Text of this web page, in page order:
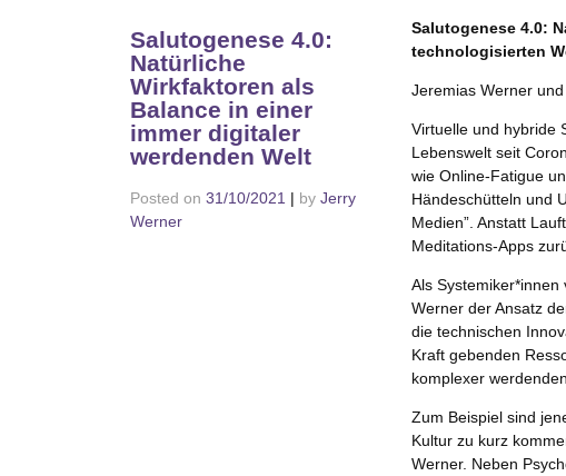
Salutogenese 4.0:
Natürliche
Wirkfaktoren als
Balance in einer
immer digitaler
werdenden Welt
Posted on 31/10/2021 | by Jerry
Werner
Salutogenese 4.0:
technologisierten
Jeremias Werner
Virtuelle und hybride
Lebenswelt seit
wie Online-Fatigue
Händeschütteln und
Medien”. Anstatt
Meditations-Apps
Als
Werner der Ansatz
die technischen
Kraft gebenden
komplexer
Zum Beispiel sind
Kultur zu kurz
Werner. Neben